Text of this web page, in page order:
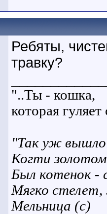
Ребяты,
травку?
"..Ты - кошка,
которая
"Так уж вышло
Когти
Был котенок -
Мягко
Мельница (с)